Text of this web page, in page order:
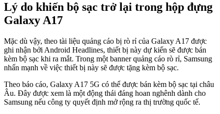
Lý do khiến bộ sạc trở lại trong hộp đựng
Galaxy A17
Mặc dù vậy, theo tài liệu quảng cáo bị rò rỉ của Galaxy A17 được
ghi nhận bởi Android Headlines, thiết bị này dự kiến sẽ được bán
kèm bộ sạc khi ra mắt. Trong một banner quảng cáo rò rỉ, Samsung
nhấn mạnh về việc thiết bị này sẽ được tặng kèm bộ sạc.
Theo báo cáo, Galaxy A17 5G có thể được bán kèm bộ sạc tại châu
Âu. Đây được xem là một động thái đáng hoan nghênh dành cho
Samsung nếu công ty quyết định mở rộng ra thị trường quốc tế.